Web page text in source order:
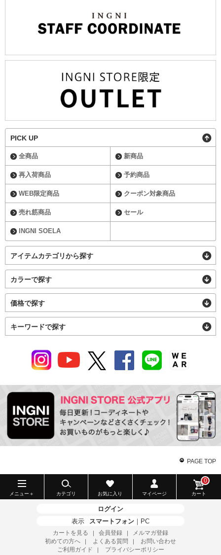
PICK UP
全商品 新商品
再入荷商品 予約商品
WEB限定商品 クーポン対象商品
売れ筋商品 セール
INGNI SOELA
アイテムカテゴリから探す
カラーで探す
価格で探す
キーワードで探す
PAGE TOP
メニュー＋ カテゴリ お気に入り マイページ カート
0
ログイン
表示
スマートフォン ｜ PC
カートを見る ｜ 会員登録 ｜
メルマガ登録
初めての方へ
｜ よくある質問 ｜
お問い合わせ
ご利用ガイド
｜ プライバシーポリシー